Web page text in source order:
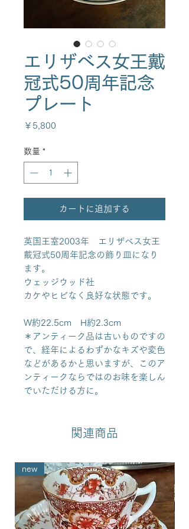
エリザベス女王戴
冠式50周年記念
プレート
￥5,800
数量 *
カートに追加する
英国王室2003年 エリザベス女王
戴冠式50周年記念の飾り皿になり
ます。
ウェッジウッド社
カケやヒビなく良好な状態です。
W約22.5cm H約2.3cm
＊アンティーク品は古いものですの
で、経年によるわずかなキズや変色
などがあるかと思いますが、このア
ンティークならではのお味を楽しん
でいただける方に。
関連商品
new